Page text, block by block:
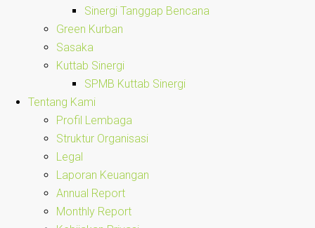
Sinergi Tanggap Bencana
Green Kurban
Sasaka
Kuttab Sinergi
SPMB Kuttab Sinergi
Tentang Kami
Profil Lembaga
Struktur Organisasi
Legal
Laporan Keuangan
Annual Report
Monthly Report